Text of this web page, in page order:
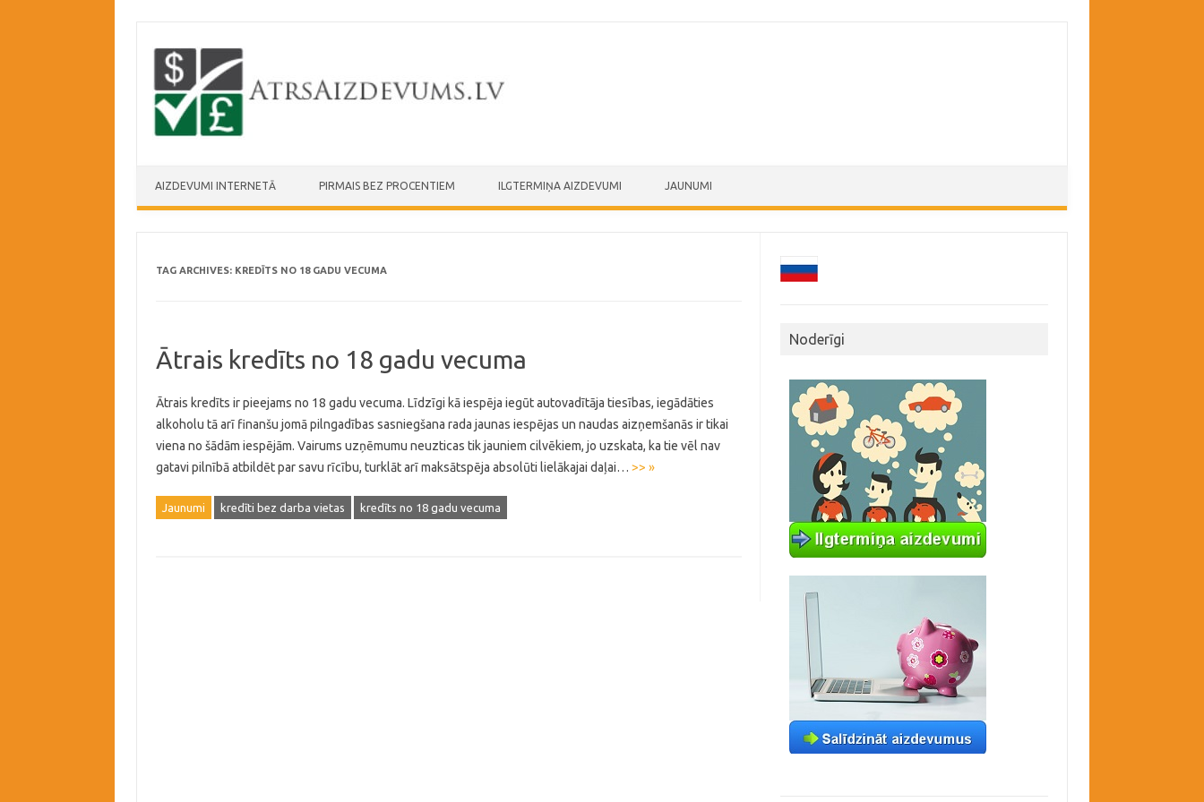
AIZDEVUMI INTERNETĀ PIRMAIS BEZ PROCENTIEM ILGTERMIŅA AIZDEVUMI JAUNUMI
TAG ARCHIVES: KREDĪTS NO 18 GADU VECUMA
Ātrais kredīts no 18 gadu vecuma
Ātrais kredīts ir pieejams no 18 gadu vecuma. Līdzīgi kā iespēja iegūt autovadītāja tiesības, iegādāties
alkoholu tā arī finanšu jomā pilngadības sasniegšana rada jaunas iespējas un naudas aizņemšanās ir tikai
viena no šādām iespējām. Vairums uzņēmumu neuzticas tik jauniem cilvēkiem, jo uzskata, ka tie vēl nav
gatavi pilnībā atbildēt par savu rīcību, turklāt arī maksātspēja absolūti lielākajai daļai… >> »
Jaunumi kredīti bez darba vietas kredīts no 18 gadu vecuma
Noderīgi